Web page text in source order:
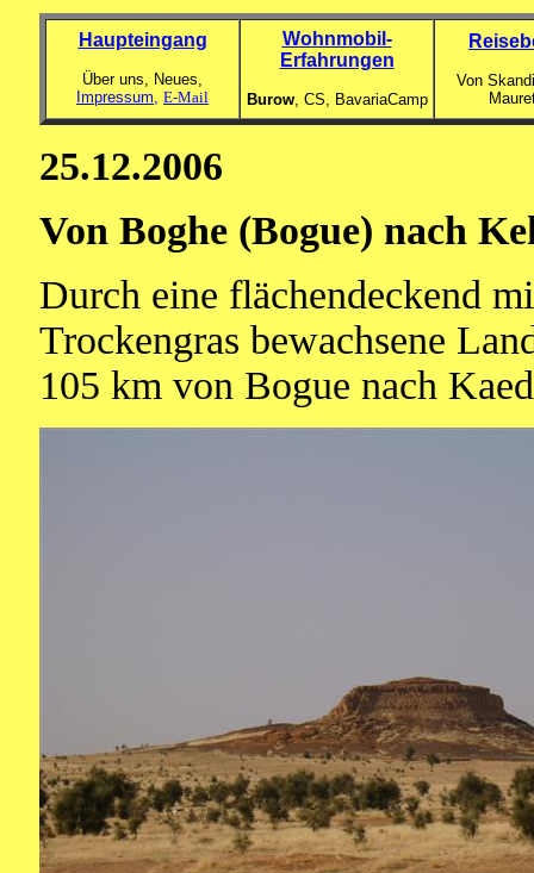
Haupteingang
Über uns, Neues,
Impressum, E-Mail
Wohnmobil-
Erfahrungen
Burow, CS, BavariaCamp
Von
25.12.2006
Von Boghe (Bogue) nach
Durch eine flächendeckend
Trockengras bewachsene
105 km von Bogue nach